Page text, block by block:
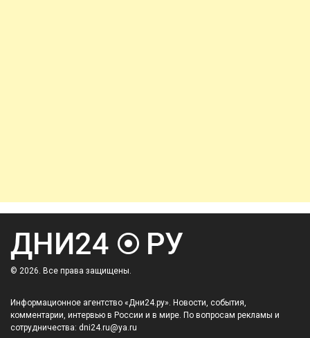
© 2026. Все права защищены.
Информационное агентство «Дни24.ру». Новости, события,
комментарии, интервью в России и в мире. По вопросам рекламы и
сотрудничества: dni24.ru@ya.ru